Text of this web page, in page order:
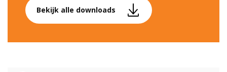
Bekijk alle downloads